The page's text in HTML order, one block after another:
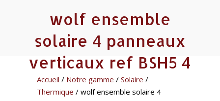
wolf ensemble
solaire 4 panneaux
verticaux ref BSH5 4
Accueil / Notre gamme / Solaire /
Thermique / wolf ensemble solaire 4